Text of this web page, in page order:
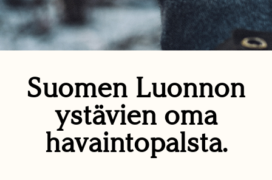
Suomen Luonnon
ystävien oma
havaintopalsta.